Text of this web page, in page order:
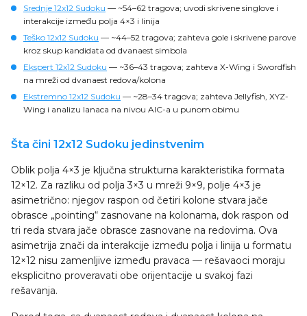
Srednje 12x12 Sudoku — ~54–62 tragova; uvodi skrivene singlove i
interakcije između polja 4×3 i linija
Teško 12x12 Sudoku — ~44–52 tragova; zahteva gole i skrivene parove
kroz skup kandidata od dvanaest simbola
Ekspert 12x12 Sudoku — ~36–43 tragova; zahteva X-Wing i Swordfish
na mreži od dvanaest redova/kolona
Ekstremno 12x12 Sudoku — ~28–34 tragova; zahteva Jellyfish, XYZ-
Wing i analizu lanaca na nivou AIC-a u punom obimu
Šta čini 12x12 Sudoku jedinstvenim
Oblik polja 4×3 je ključna strukturna karakteristika formata
12×12. Za razliku od polja 3×3 u mreži 9×9, polje 4×3 je
asimetrično: njegov raspon od četiri kolone stvara jače
obrasce „pointing“ zasnovane na kolonama, dok raspon od
tri reda stvara jače obrasce zasnovane na redovima. Ova
asimetrija znači da interakcije između polja i linija u formatu
12×12 nisu zamenljive između pravaca — rešavaoci moraju
eksplicitno proveravati obe orijentacije u svakoj fazi
rešavanja.